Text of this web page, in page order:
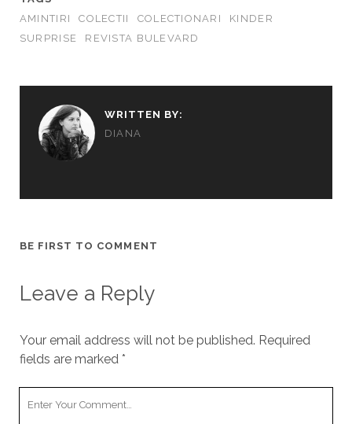
AMINTIRI
COLECTII COLECTIONARI
KINDER
SURPRISE
REVISTA BULEVARD
WRITTEN BY:
DIANA
BE FIRST TO COMMENT
Leave a Reply
Your email address will not be published. Required
fields are marked *